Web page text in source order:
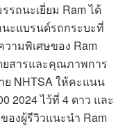
รถนะเยี่ยม Ram ได้
นะแบรนด์รถกระบะที่
ามพิเศษของ Ram
ยสารและคุณภาพการ
NHTSA ให้คะแนน
2024 ไว้ที่ 4 ดาว และ
องผู้รีวิวแนะนำ Ram